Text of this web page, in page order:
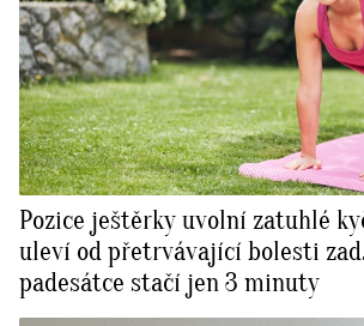
Pozice ještěrky uvolní zatuhlé
uleví od přetrvávající bolesti
padesátce stačí jen 3 minuty